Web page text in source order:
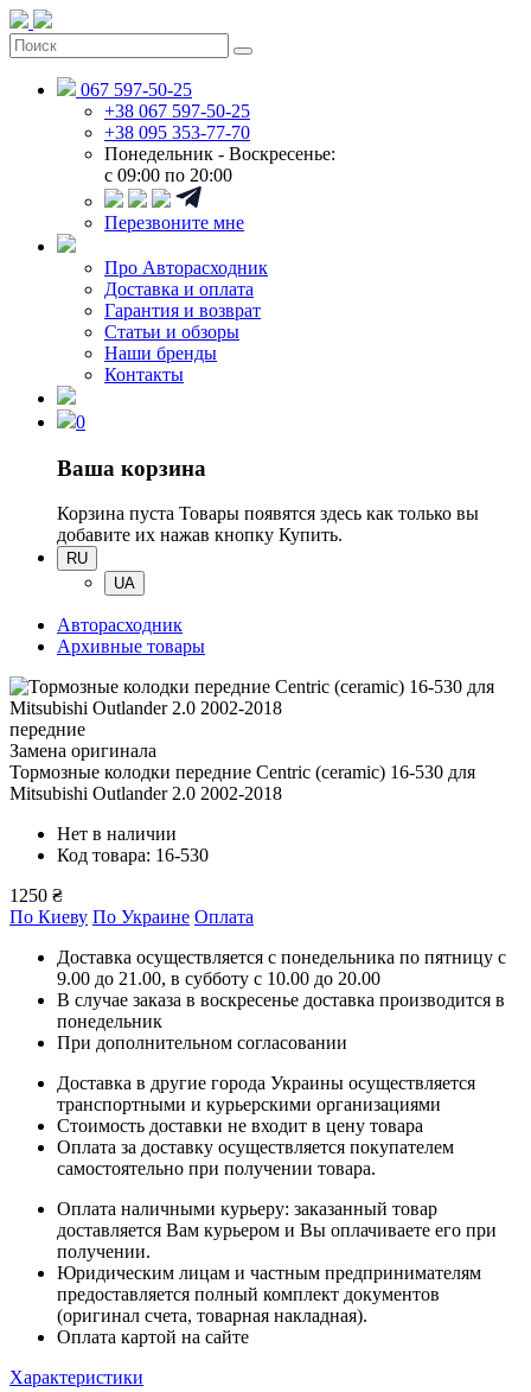
067 597-50-25
+38 067 597-50-25
+38 095 353-77-70
Понедельник - Воскресенье:
c 09:00 по 20:00
Перезвоните мне
Про Авторасходник
Доставка и оплата
Гарантия и возврат
Статьи и обзоры
Наши бренды
Контакты
0
Ваша корзина
Корзина пуста Товары появятся здесь как только вы
добавите их нажав кнопку Купить.
RU
UA
Авторасходник
Архивные товары
передние
Замена оригинала
Тормозные колодки передние Centric (ceramic) 16-530 для
Mitsubishi Outlander 2.0 2002-2018
Нет в наличии
Код товара: 16-530
1250 ₴
По Киеву По Украине Оплата
Доставка осуществляется с понедельника по пятницу с
9.00 до 21.00, в субботу с 10.00 до 20.00
В случае заказа в воскресенье доставка производится в
понедельник
При дополнительном согласовании
Доставка в другие города Украины осуществляется
транспортными и курьерскими организациями
Стоимость доставки не входит в цену товара
Оплата за доставку осуществляется покупателем
самостоятельно при получении товара.
Оплата наличными курьеру: заказанный товар
доставляется Вам курьером и Вы оплачиваете его при
получении.
Юридическим лицам и частным предпринимателям
предоставляется полный комплект документов
(оригинал счета, товарная накладная).
Оплата картой на сайте
Характеристики